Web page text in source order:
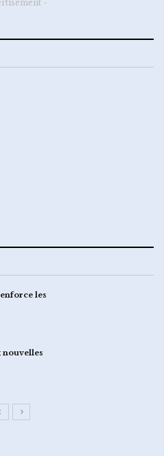
-
renforce la sensibilisation
de briefing des leaders religieux
par…